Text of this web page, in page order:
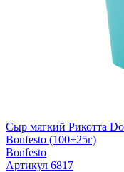
Сыр мягкий Рикотта
Bonfesto (100+25г)
Bonfesto
Артикул 6817